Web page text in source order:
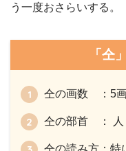
う一度おさらいする。
「仝
仝の画数 ：5
仝の部首 ： 人
仝の読み方：特